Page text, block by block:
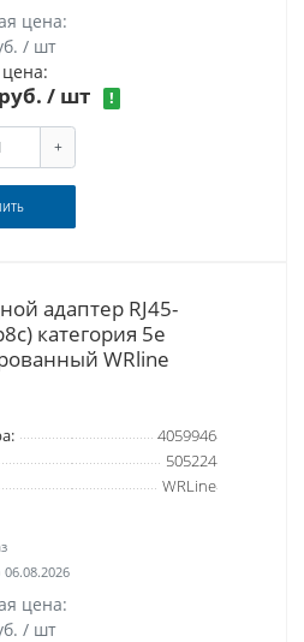
цена:
/ шт
/ шт !
+
адаптер RJ45-
категория 5е
WRline
4059946
505224
WRLine
цена:
/ шт